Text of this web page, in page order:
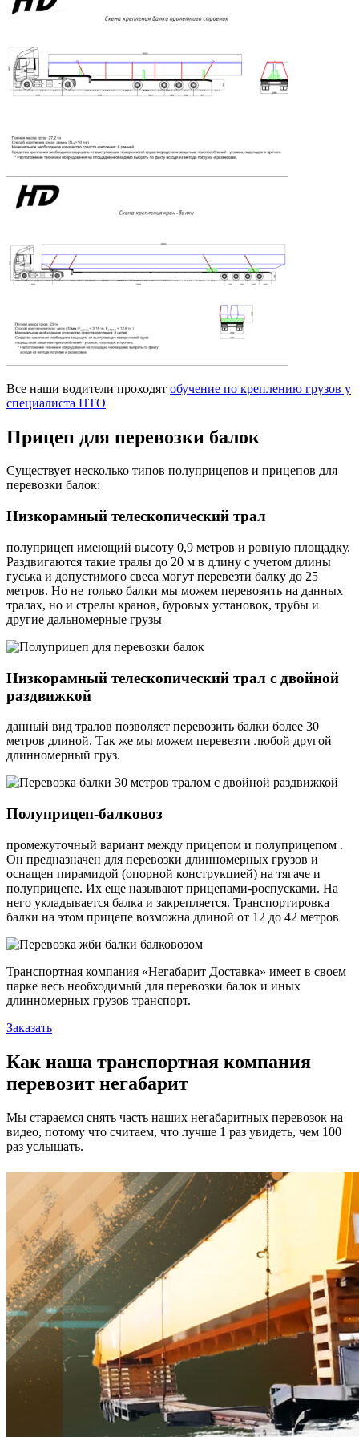
Все наши водители проходят обучение по креплению грузов у
специалиста ПТО
Прицеп для перевозки балок
Существует несколько типов полуприцепов и прицепов для
перевозки балок:
Низкорамный телескопический трал
полуприцеп имеющий высоту 0,9 метров и ровную площадку.
Раздвигаются такие тралы до 20 м в длину с учетом длины
гуська и допустимого свеса могут перевезти балку до 25
метров. Но не только балки мы можем перевозить на данных
тралах, но и стрелы кранов, буровых установок, трубы и
другие дальномерные грузы
Низкорамный телескопический трал с двойной
раздвижкой
данный вид тралов позволяет перевозить балки более 30
метров длиной. Так же мы можем перевезти любой другой
длинномерный груз.
Полуприцеп-балковоз
промежуточный вариант между прицепом и полуприцепом .
Он предназначен для перевозки длинномерных грузов и
оснащен пирамидой (опорной конструкцией) на тягаче и
полуприцепе. Их еще называют прицепами-роспусками. На
него укладывается балка и закрепляется. Транспортировка
балки на этом прицепе возможна длиной от 12 до 42 метров
Транспортная компания «Негабарит Доставка» имеет в своем
парке весь необходимый для перевозки балок и иных
длинномерных грузов транспорт.
Заказать
Как наша транспортная компания
перевозит негабарит
Мы стараемся снять часть наших негабаритных перевозок на
видео, потому что считаем, что лучше 1 раз увидеть, чем 100
раз услышать.